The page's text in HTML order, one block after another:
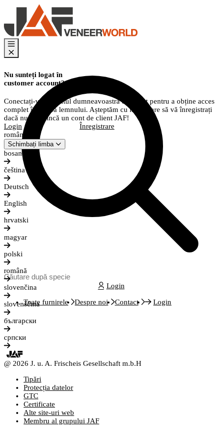
Login
Toate furnirele Despre noi Contact Login
Nu sunteți logat în
customer account?
Conectați-vă la contul dumneavoastră de client pentru a obține acces
complet în lumea lemnului. Așteptăm cu nerăbdare să vă înregistrați
dacă nu aveți încă un cont de client JAF!
Login
Înregistrare
română
Schimbați limba
bosanski
čeština
Deutsch
English
hrvatski
magyar
polski
română
slovenčina
slovenščina
български
српски
@ 2026 J. u. A. Frischeis Gesellschaft m.b.H
Tipări
Protecția datelor
GTC
Certificate
Alte site-uri web
Membru al grupului JAF